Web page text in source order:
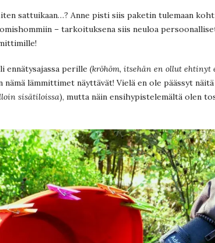
sattuikaan…? Anne pisti siis paketin tulemaan
– tarkoituksena siis neuloa
ennätysajassa perille (kröhöm, itsehän en ollut ehtinyt
nämä lämmittimet näyttävät! Vielä en ole päässyt
sisätiloissa), mutta näin ensihypistelemältä olen